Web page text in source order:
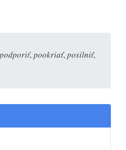
podporiť, pookriať, posilniť,